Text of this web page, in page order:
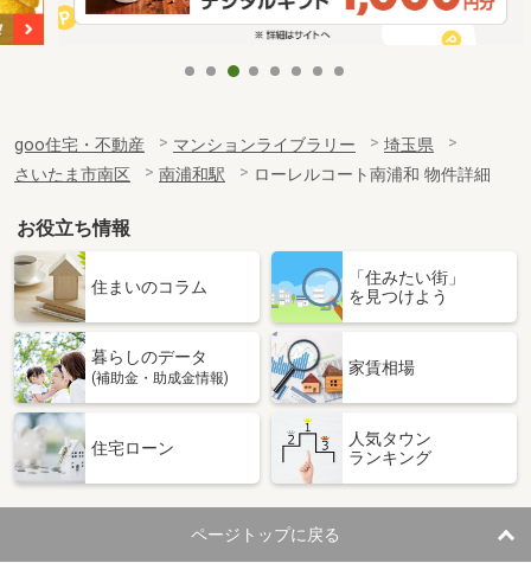
goo住宅・不動産 マンションライブラリー
埼玉県
さいたま市南区
南浦和駅 ローレルコート南浦和 物件詳細
お役立ち情報
住まいのコラム
「住みたい街」
を見つけよう
暮らしのデータ
(補助金・助成金情報)
家賃相場
住宅ローン
人気タウン
ランキング
ページトップに戻る